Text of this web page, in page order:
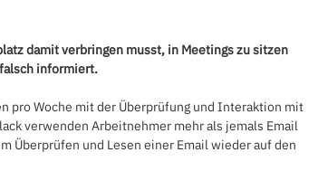
damit verbringen musst, in Meetings zu sitzen
informiert.
pro Woche mit der Überprüfung und Interaktion mit
verwenden Arbeitnehmer mehr als jemals Email
Überprüfen und Lesen einer Email wieder auf den